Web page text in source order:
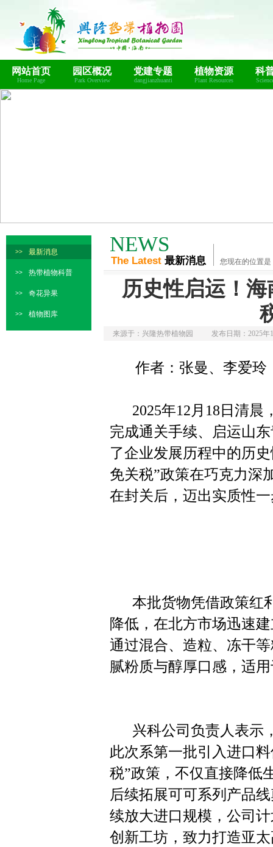
网站首页
Home Page
园区概况
Park Overview
党建专题
dangjianzhuanti
植物资源
Plant Resources
科
>> 最新消息
>> 热带植物科普
>> 奇花异果
>> 植物图库
NEWS
The Latest 最新消息 您现在的位置是
历史性启运！
来源于：兴隆热带植物园 发布日期：2025年
作者：张曼、李爱玲
2025年12月18日清
完成通关手续、启运山
了企业发展历程中的历
免关税”政策在巧克力深
在封关后，迈出实质性
本批货物凭借政策红
降低，在北方市场迅速
通过混合、造粒、冻干
腻粉质与醇厚口感，适
兴科公司负责人表示
此次系第一批引入进口
税”政策，不仅直接降低
后续拓展可可系列产品
续放大进口规模，公司
创新工坊，致力打造亚